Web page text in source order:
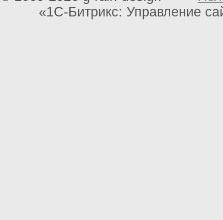
«1С-Битрикс: Управление